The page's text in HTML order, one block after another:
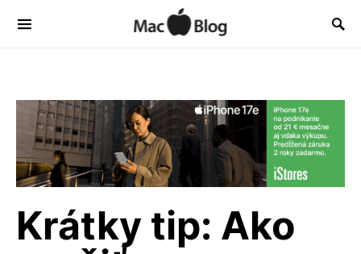
Krátky tip: Ako